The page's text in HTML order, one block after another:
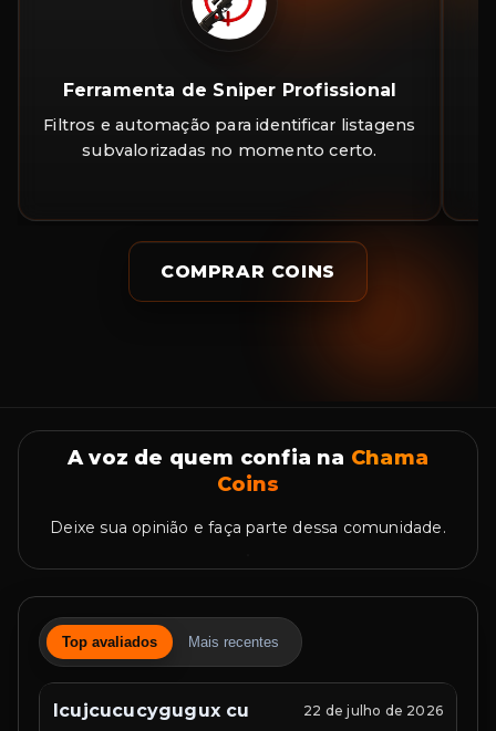
Ferramenta de Sniper Profissional
Filtros e automação para identificar listagens
subvalorizadas no momento certo.
COMPRAR COINS
A voz de quem confia na Chama
Coins
Deixe sua opinião e faça parte dessa comunidade.
Top avaliados Mais recentes
cu 22 de julho de 2026